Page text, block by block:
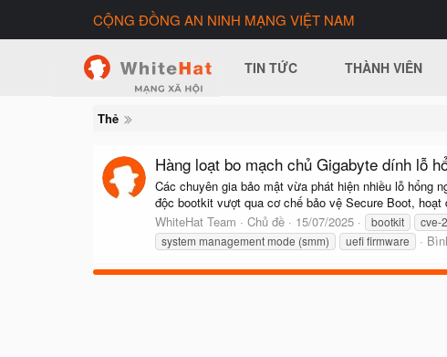
CỘNG ĐỒNG AN NINH MẠNG VIỆT NAM
TIN TỨC THÀNH VIÊN
Thẻ
Hàng loạt bo mạch chủ Gigabyte dính lỗ
Các chuyên gia bảo mật vừa phát hiện nhiều lỗ hổng
độc bootkit vượt qua cơ chế bảo vệ Secure Boot,
WhiteHat Team
Chủ đề 15/07/2025 bootkit cve-
system management mode (smm) uefi firmware